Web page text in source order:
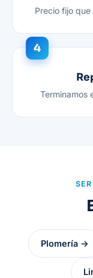
Precio fijo
Terminamos
Plomería →